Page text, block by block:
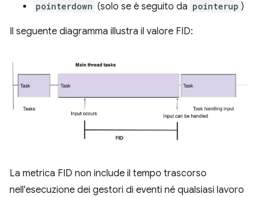
pointerdown (solo se è seguito da pointerup )
Il seguente diagramma illustra il valore FID:
La metrica FID non include il tempo trascorso
nell'esecuzione dei gestori di eventi né qualsiasi lavoro